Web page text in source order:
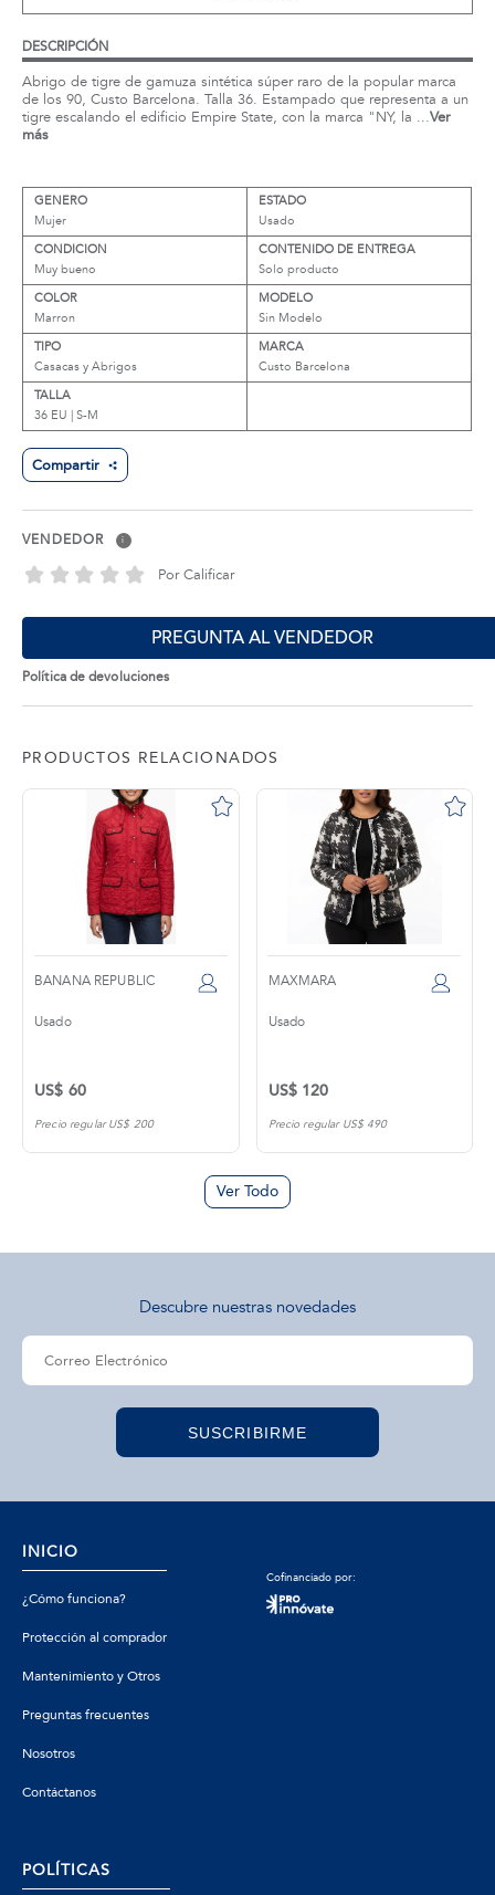
DESCRIPCIÓN
Abrigo de tigre de gamuza sintética súper raro de la popular marca
de los 90, Custo Barcelona. Talla 36. Estampado que representa a un
tigre escalando el edificio Empire State, con la marca "NY, la ...Ver
más
GENERO
Mujer
ESTADO
Usado
CONDICION
Muy bueno
CONTENIDO DE ENTREGA
Solo producto
COLOR
Marron
MODELO
Sin Modelo
TIPO
Casacas y Abrigos
MARCA
Custo Barcelona
TALLA
36 EU | S-M
Compartir
VENDEDOR i
Por Calificar
PREGUNTA AL VENDEDOR
Política de devoluciones
PRODUCTOS RELACIONADOS
BANANA REPUBLIC
Usado
US$ 60
Precio regular US$ 200
MAXMARA
Usado
US$ 120
Precio regular US$ 490
Ver Todo
Descubre nuestras novedades
SUSCRIBIRME
INICIO
¿Cómo funciona?
Protección al comprador
Mantenimiento y Otros
Preguntas frecuentes
Nosotros
Contáctanos
Cofinanciado por:
POLÍTICAS